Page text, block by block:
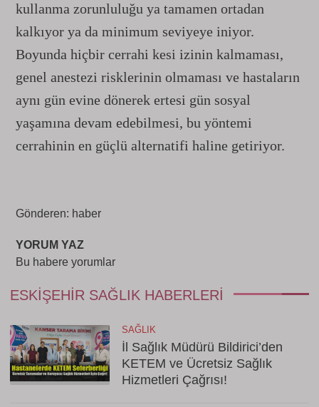
kullanma zorunluluğu ya tamamen ortadan
kalkıyor ya da minimum seviyeye iniyor.
Boyunda hiçbir cerrahi kesi izinin kalmaması,
genel anestezi risklerinin olmaması ve hastaların
aynı gün evine dönerek ertesi gün sosyal
yaşamına devam edebilmesi, bu yöntemi
cerrahinin en güçlü alternatifi haline getiriyor.
Gönderen: haber
YORUM YAZ
Bu habere yorumlar
ESKIŞEHIR SAĞLIK HABERLERI
SAĞLIK
İl Sağlık Müdürü Bildirici’den
KETEM ve Ücretsiz Sağlık
Hizmetleri Çağrısı!